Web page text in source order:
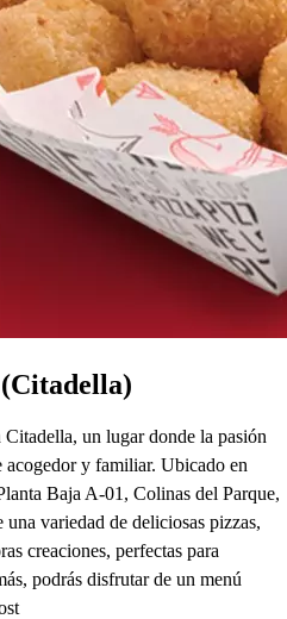
un lugar donde la pasión
acogedor y familiar. Ubicado en
Baja A-01, Colinas del Parque,
una variedad de deliciosas pizzas,
creaciones, perfectas para
podrás disfrutar de un menú